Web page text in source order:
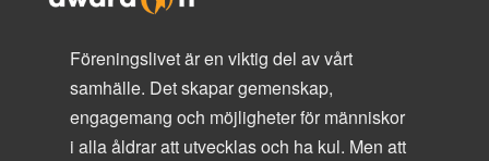
Föreningslivet är en viktig del av vårt
samhälle. Det skapar gemenskap,
engagemang och möjligheter för människor
i alla åldrar att utvecklas och ha kul. Men att